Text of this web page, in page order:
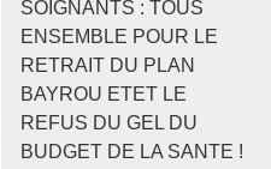
SOIGNANTS : TOUS
ENSEMBLE POUR LE
RETRAIT DU PLAN
BAYROU ETET LE
REFUS DU GEL DU
BUDGET DE LA SANTE !